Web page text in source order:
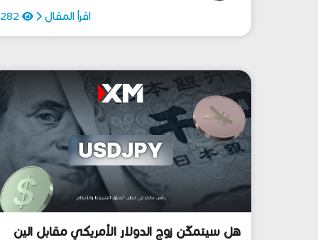
اقرأ المقال
هل سيتمكّن زوج الدولار الأمريكي مقابل الين